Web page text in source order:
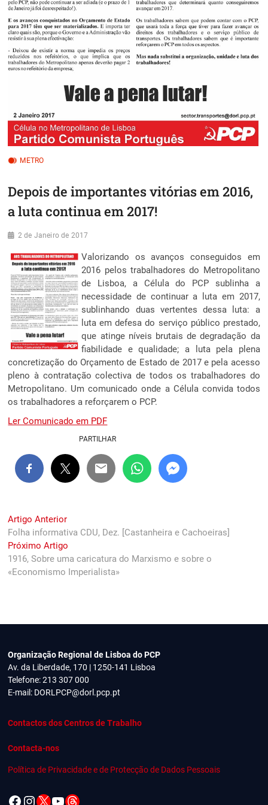
METRO
Depois de importantes vitórias em 2016,
a luta continua em 2017!
2 de Janeiro de 2017
Valorizando os avanços conseguidos em
2016 pelos trabalhadores do Metropolitano
de Lisboa, a Célula do PCP sublinha a
necessidade de continuar a luta em 2017,
sublinhando duas vertentes dessa luta: a
luta em defesa do serviço público prestado,
que atinge níveis brutais de degradação da
fiabilidade e qualidade; a luta pela plena
concretização do Orçamento de Estado de 2017 e pela acesso
pleno à contratação colectiva de todos os trabalhadores do
Metropolitano. Um comunicado onde a Célula convida todos
os trabalhadores a reforçarem o PCP.
Ler Comunicado em PDF
PARTILHAR
Navegação
de
artigos
Artigo AnteriorPrevious
post:
Folha informativa CDU, Dez. [Castanheira e Cachoeiras]
Próximo Artigo
post:
1916, Sobre uma caricatura do Marxismo e sobre o
«Economismo Imperialista»
Organização Regional de Lisboa do PCP
Av. da Liberdade, 170 | 1250-141 Lisboa
Telefone: 213 307 000
E-mail: DORLPCP@dorl.pcp.pt
Contactos dos Centros de Trabalho
Contacta-nos
Política de Privacidade e de Protecção de Dados Pessoais
Facebook
Instagram
X YouTube
Threads